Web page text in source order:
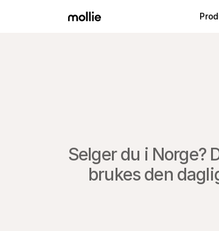
Selger du i Norge?
brukes den